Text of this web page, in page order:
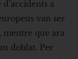
a
van ser
mentre que ara
doblat. Per